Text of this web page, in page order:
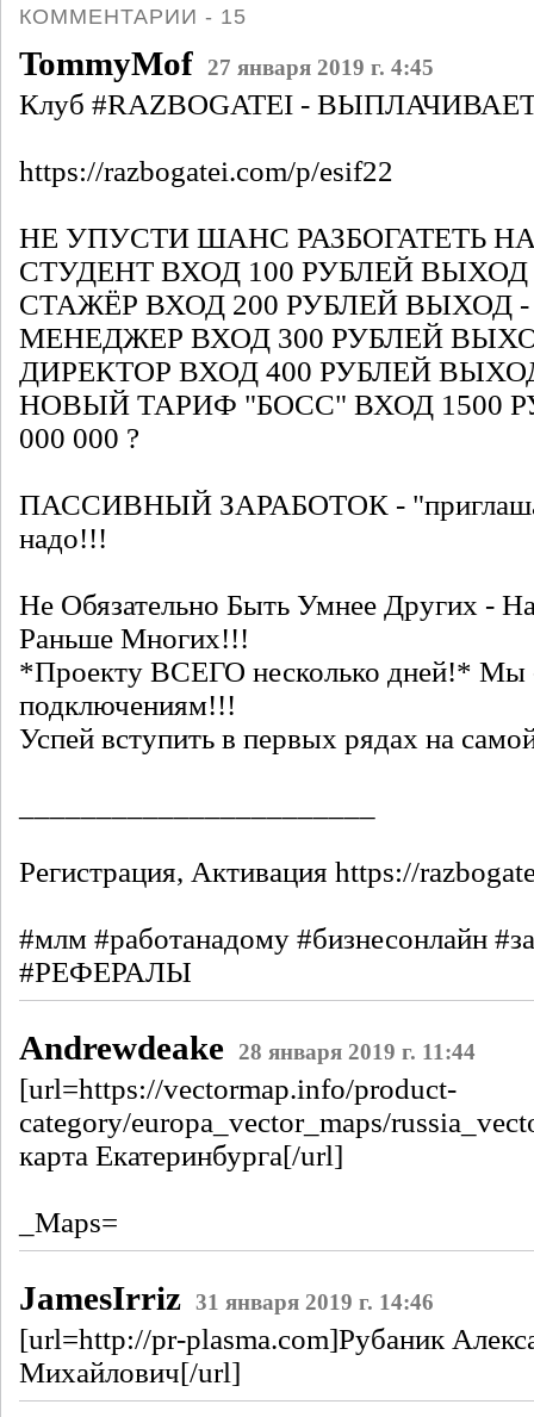
КОММЕНТАРИИ - 15
TommyMof 27 января 2019 г. 4:45
Клуб #RAZBOGATEI -
https://razbogatei.com/p/esif22
НЕ УПУСТИ ШАНС РАЗБОГАТЕТЬ НА
СТУДЕНТ ВХОД 100 РУБЛЕЙ ВЫХОД -
СТАЖЁР ВХОД 200 РУБЛЕЙ ВЫХОД -
МЕНЕДЖЕР ВХОД 300 РУБЛЕЙ
ДИРЕКТОР ВХОД 400 РУБЛЕЙ ВЫХОД
НОВЫЙ ТАРИФ "БОСС" ВХОД 1500
000 000 ?
ПАССИВНЫЙ ЗАРАБОТОК -
надо!!!
Не Обязательно Быть Умнее Других -
Раньше Многих!!!
*Проекту ВСЕГО несколько дней!* Мы
подключениям!!!
Успей вступить в первых рядах на
Регистрация, Активация https://
#млм #работанадому #бизнесонлайн
#РЕФЕРАЛЫ
Andrewdeake 28 января 2019 г. 11:44
[url=https://vectormap.info/product-
category/europa_vector_maps/
карта Екатеринбурга[/url]
_Maps=
JamesIrriz 31 января 2019 г. 14:46
[url=http://pr-plasma.com]Рубаник
Михайлович[/url]